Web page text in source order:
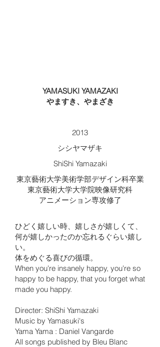
YAMASUKI YAMAZAKI
やますき、やまざき
2013
シシヤマザキ
ShiShi Yamazaki
東京藝術大学美術学部デザイン科卒業
東京藝術大学大学院映像研究科
アニメーション専攻修了
ひどく嬉しい時、嬉しさが嬉しくて、
何が嬉しかったのか忘れるぐらい嬉し
い。
体をめぐる喜びの循環。
When you're insanely happy, you're so
happy to be happy, that you forget what
made you happy.
Directer: ShiShi Yamazaki
Music by Yamasuki's
Yama Yama : Daniel Vangarde
All songs published by Bleu Blanc